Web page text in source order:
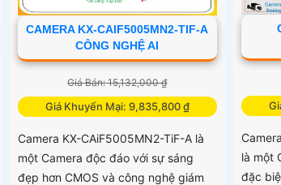
CAMERA KX-CAIF5005MN2-TIF-A
CÔNG NGHỆ AI
Giá Bán: 15,132,000 ₫
Giá Khuyến Mại: 9,835,800 ₫
Camera KX-CAiF5005MN2-TiF-A là
một Camera độc đáo với sự sáng
đẹp hơn CMOS và công nghệ giám
là một
đặc